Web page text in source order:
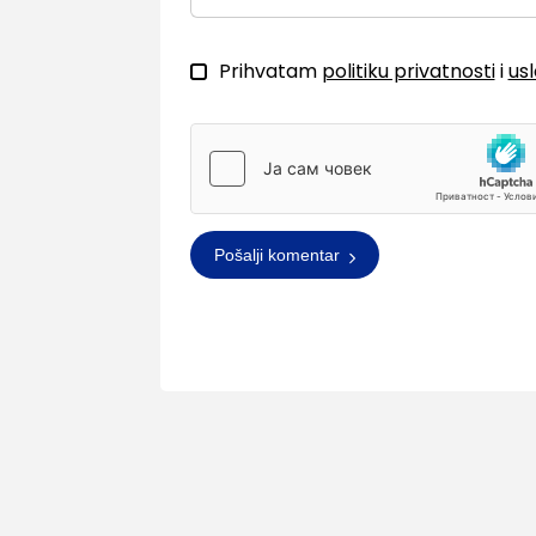
Prihvatam politiku privatnostii
Pošalji komentar